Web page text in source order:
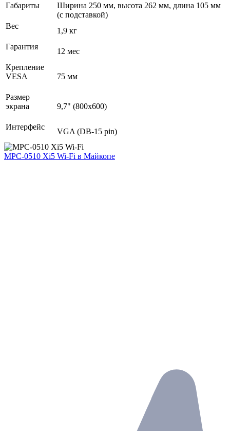
Габариты
Ширина 250 мм, высота 262 мм, длина 105 мм
(с подставкой)
Вес
1,9 кг
Гарантия
12 мес
Крепление
VESA
75 мм
Размер
экрана
9,7" (800x600)
Интерфейс
VGA (DB-15 pin)
MPC-0510 Xi5 Wi-Fi в Майкопе